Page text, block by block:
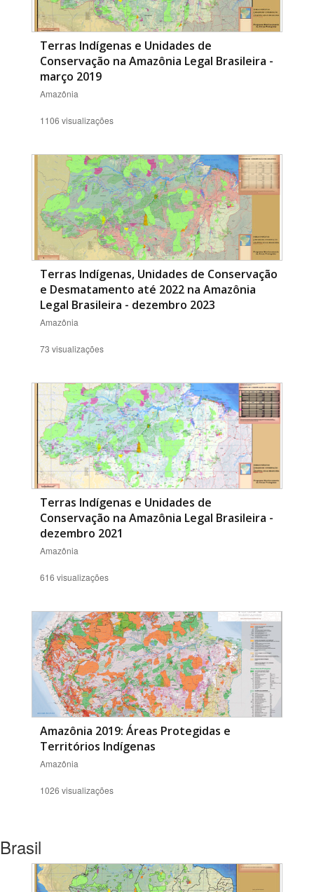
Terras Indígenas e Unidades de
Conservação na Amazônia Legal Brasileira -
março 2019
Amazônia
1106 visualizações
Terras Indígenas, Unidades de Conservação
e Desmatamento até 2022 na Amazônia
Legal Brasileira - dezembro 2023
Amazônia
73 visualizações
Terras Indígenas e Unidades de
Conservação na Amazônia Legal Brasileira -
dezembro 2021
Amazônia
616 visualizações
Amazônia 2019: Áreas Protegidas e
Territórios Indígenas
Amazônia
1026 visualizações
Brasil